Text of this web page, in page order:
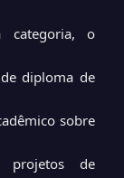
categoria, o
diploma de
sobre
projetos de